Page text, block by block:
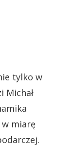
tylko w
Michał
w miarę